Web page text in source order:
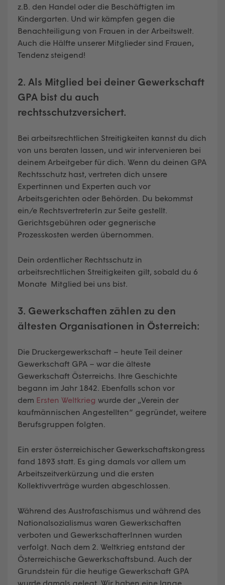
z.B. den Handel oder die Beschäftigten im
Kindergarten. Und wir kämpfen gegen die
Benachteiligung von Frauen in der Arbeitswelt.
Auch die Hälfte unserer Mitglieder sind Frauen,
Tendenz steigend!
2. Als Mitglied bei deiner Gewerkschaft
GPA bist du auch
rechtsschutzversichert.
Bei arbeitsrechtlichen Streitigkeiten kannst du dich
von uns beraten lassen, und wir intervenieren bei
deinem Arbeitgeber für dich. Wenn du deinen GPA
Rechtsschutz hast, vertreten dich unsere
Expertinnen und Experten auch vor
Arbeitsgerichten oder Behörden. Du bekommst
ein/e RechtsvertreterIn zur Seite gestellt.
Gerichtsgebühren oder gegnerische
Prozesskosten werden übernommen.
Dein ordentlicher Rechtsschutz in
arbeitsrechtlichen Streitigkeiten gilt, sobald du 6
Monate Mitglied bei uns bist.
3. Gewerkschaften zählen zu den
ältesten Organisationen in Österreich:
Die Druckergewerkschaft – heute Teil deiner
Gewerkschaft GPA – war die älteste
Gewerkschaft Österreichs. Ihre Geschichte
begann im Jahr 1842. Ebenfalls schon vor
dem Ersten Weltkrieg wurde der „Verein der
kaufmännischen Angestellten“ gegründet, weitere
Berufsgruppen folgten.
Ein erster österreichischer Gewerkschaftskongress
fand 1893 statt. Es ging damals vor allem um
Arbeitszeitverkürzung und die ersten
Kollektivverträge wurden abgeschlossen.
Während des Austrofaschismus und während des
Nationalsozialismus waren Gewerkschaften
verboten und GewerkschafterInnen wurden
verfolgt. Nach dem 2. Weltkrieg entstand der
Österreichische Gewerkschaftsbund. Auch der
Grundstein für die heutige Gewerkschaft GPA
wurde damals gelegt. Wir haben eine lange